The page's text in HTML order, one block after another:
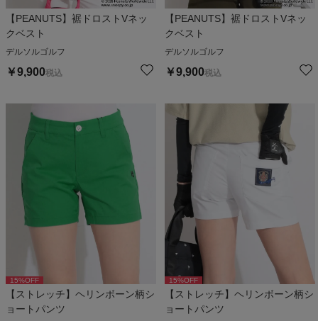
【PEANUTS】裾ドロストVネッ
クベスト
デルソルゴルフ
￥9,900税込
【PEANUTS】裾ドロストVネッ
クベスト
デルソルゴルフ
￥9,900税込
15%OFF
【ストレッチ】ヘリンボーン柄シ
ョートパンツ
15%OFF
【ストレッチ】ヘリンボーン柄シ
ョートパンツ